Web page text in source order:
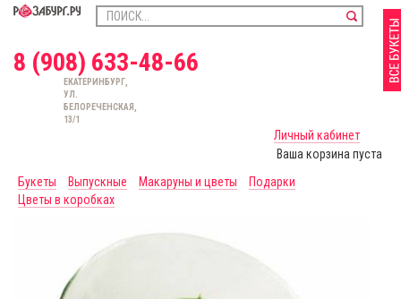
8 (908) 633-48-66
ЕКАТЕРИНБУРГ,
УЛ.
БЕЛОРЕЧЕНСКАЯ,
13/1
Личный кабинет
Ваша корзина пуста
Букеты
Выпускные Макаруны и цветы
Подарки
Цветы в коробках